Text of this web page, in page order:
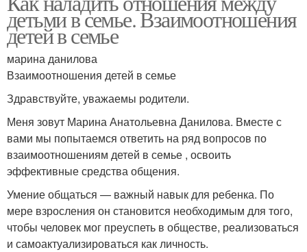
детьми в семье. Взаимоотношения
детей в семье
марина данилова
Взаимоотношения детей в семье
Здравствуйте, уважаемы родители.
Меня зовут Марина Анатольевна Данилова. Вместе с
вами мы попытаемся ответить на ряд вопросов по
взаимоотношениям детей в семье , освоить
эффективные средства общения.
Умение общаться — важный навык для ребенка. По
мере взросления он становится необходимым для того,
чтобы человек мог преуспеть в обществе, реализоваться
и самоактуализироваться как личность.